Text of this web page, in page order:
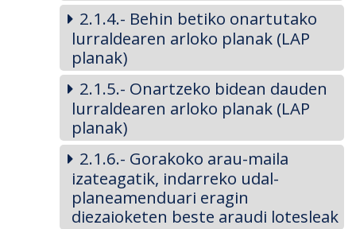
2.1.4.- Behin betiko onartutako
lurraldearen arloko planak (LAP
planak)
2.1.5.- Onartzeko bidean dauden
lurraldearen arloko planak (LAP
planak)
2.1.6.- Gorakoko arau-maila
izateagatik, indarreko udal-
planeamenduari eragin
diezaioketen beste araudi lotesleak